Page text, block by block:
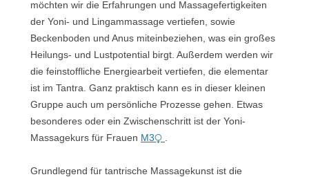
möchten wir die Erfahrungen und Massagefertigkeiten
der Yoni- und Lingammassage vertiefen, sowie
Beckenboden und Anus miteinbeziehen, was ein großes
Heilungs- und Lustpotential birgt. Außerdem werden wir
die feinstoffliche Energiearbeit vertiefen, die elementar
ist im Tantra. Ganz praktisch kann es in dieser kleinen
Gruppe auch um persönliche Prozesse gehen. Etwas
besonderes oder ein Zwischenschritt ist der Yoni-
Massagekurs für Frauen M3⧬
Grundlegend für tantrische Massagekunst ist die